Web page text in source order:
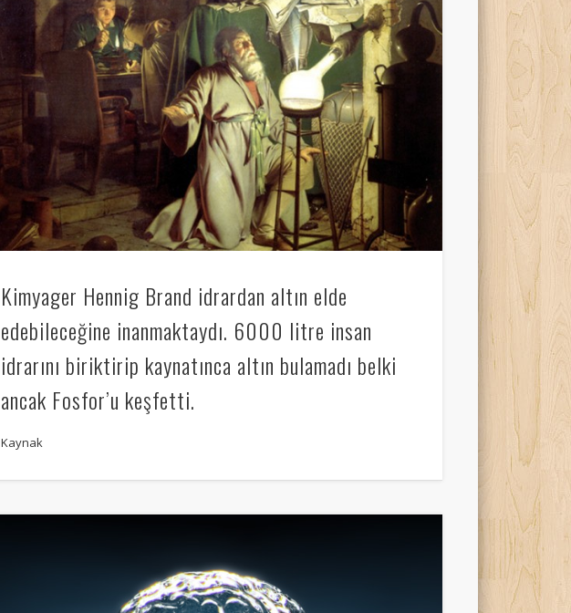
Kimyager Hennig Brand idrardan altın elde
edebileceğine inanmaktaydı. 6000 litre insan
idrarını biriktirip kaynatınca altın bulamadı belki
ancak Fosfor’u keşfetti.
Kaynak